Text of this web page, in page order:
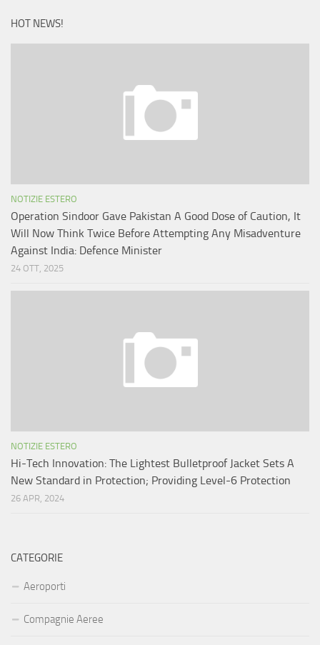
HOT NEWS!
NOTIZIE ESTERO
Operation Sindoor Gave Pakistan A Good Dose of Caution, It
Will Now Think Twice Before Attempting Any Misadventure
Against India: Defence Minister
24 OTT, 2025
NOTIZIE ESTERO
Hi-Tech Innovation: The Lightest Bulletproof Jacket Sets A
New Standard in Protection; Providing Level-6 Protection
26 APR, 2024
CATEGORIE
Aeroporti
Compagnie Aeree